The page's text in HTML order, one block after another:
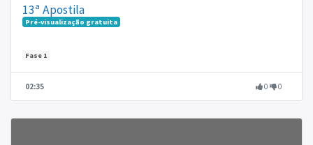
13ª Apostila
Pré-visualização gratuita
Fase 1
02:35 0 0